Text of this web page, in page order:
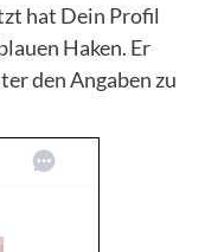
hat Dein Profil
Haken. Er
den Angaben zu